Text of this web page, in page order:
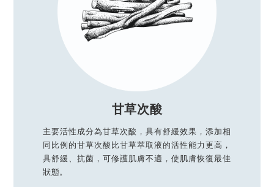
甘草次酸
主要活性成分為甘草次酸，具有舒緩效果，添加相
同比例的甘草次酸比甘草萃取液的活性能力更高，
具舒緩、抗菌，可修護肌膚不適，使肌膚恢復最佳
狀態。